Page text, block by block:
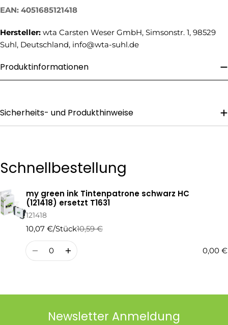
Ihre
Nachricht
Frage Senden
EAN: 4051685121418
Hersteller: wta Carsten Weser GmbH, Simsonstr. 1, 98529
Suhl, Deutschland, info@wta-suhl.de
Produktinformationen
Sicherheits- und Produkthinweise
Schnellbestellung
Ihr
Warenkorb
my green ink Tintenpatrone schwarz HC
(121418) ersetzt T1631
121418
10,07 €/Stück
Regulärer
Preis
10,59 €
Verkaufspreis
Menge
0,00 €
Newsletter Anmeldung